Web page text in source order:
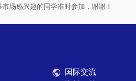
场感兴趣的同学准时参加，谢谢！
国际交流